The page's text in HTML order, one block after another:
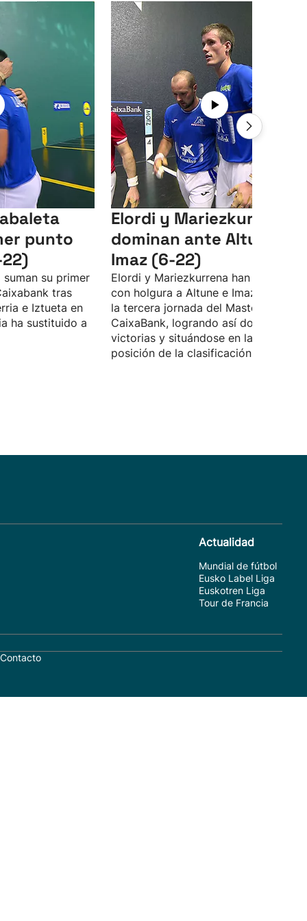
punto
su primer
tras
e Iztueta en
ha sustituido a
Elordi y Mariezkurrena
dominan ante Altuna e
Imaz (6-22)
Elordi y Mariezkurrena han superado
con holgura a Altune e Imaz (6-22)
la tercera jornada del Masters
CaixaBank, logrando así dos de dos
victorias y situándose en la segunda
posición de la clasificación.
Actualidad
Mundial de fútbol
Eusko Label Liga
Euskotren Liga
Tour de Francia
Contacto